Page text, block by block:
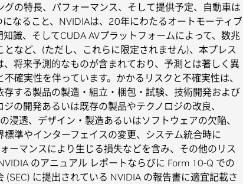
の特長、パフォーマンス、そして提供予定、自動車は
なること、NVIDIAは、20年にわたるオートモーティブ
識、そしてCUDA AVプラットフォームによって、数兆
など、(ただし、これらに限定されません)、本プレス
将来予測的なものが含まれており、予測とは著しく異
確実性を伴っています。かかるリスクと不確実性は、
する製品の製造・組立・梱包・試験、技術開発および
の開発あるいは既存の製品やテクノロジの改良、
浸透、デザイン・製造あるいはソフトウェアの欠陥、
準やインターフェイスの変更、システム統合時に
ーマンスにより生じる損失などを含み、その他のリス
のアニュアル レポートならびに Form 10-Q での
に提出されている NVIDIA の報告書に適宜記載さ